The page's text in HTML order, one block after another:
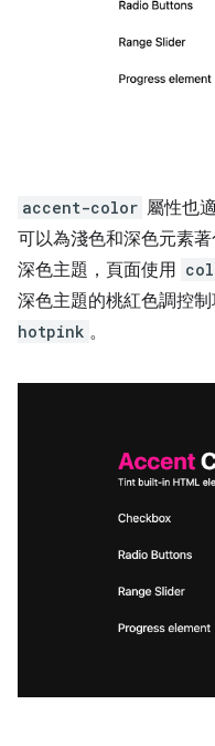
accent-color 屬性也
可以為淺色和深色元素
深色主題，頁面使用
深色主題的桃紅色調控
hotpink 。